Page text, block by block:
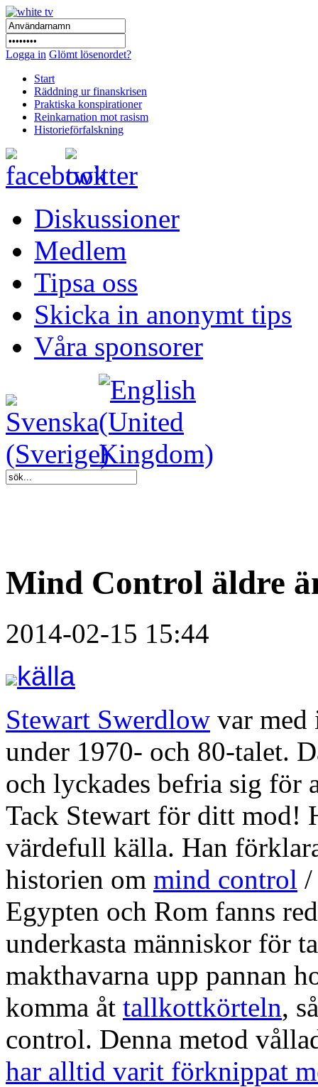
Logga in Glömt lösenordet?
Start
Räddning ur finanskrisen
Praktiska konspirationer
Reinkarnation mot rasism
Historieförfalskning
Diskussioner
Medlem
Tipsa oss
Skicka in anonymt tips
Våra sponsorer
Mind Control äldre
2014-02-15 15:44
källa
Stewart Swerdlow var med
under 1970- och 80-talet.
och lyckades befria sig för
Tack Stewart för ditt mod!
värdefull källa. Han
historien om mind control
Egypten och Rom fanns
underkasta människor för
makthavarna upp pannan
komma åt tallkottkörteln,
control. Denna metod
har alltid varit förknippat